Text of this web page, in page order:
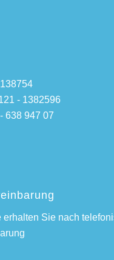
- 1382596
638 947 07
erhalten Sie nach